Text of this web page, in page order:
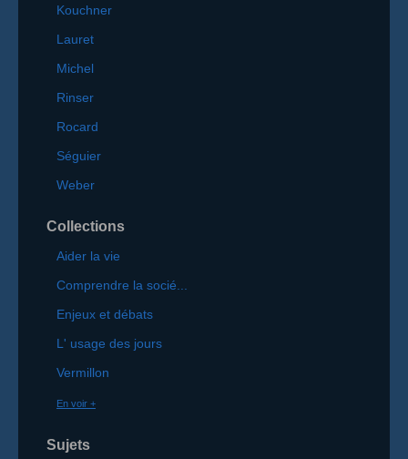
Kouchner
Lauret
Michel
Rinser
Rocard
Séguier
Weber
Collections
Aider la vie
Comprendre la socié...
Enjeux et débats
L' usage des jours
Vermillon
En voir +
Sujets